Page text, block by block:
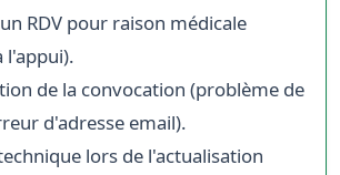
RDV pour raison médicale
l'appui).
de la convocation (problème de
d'adresse email).
lors de l'actualisation